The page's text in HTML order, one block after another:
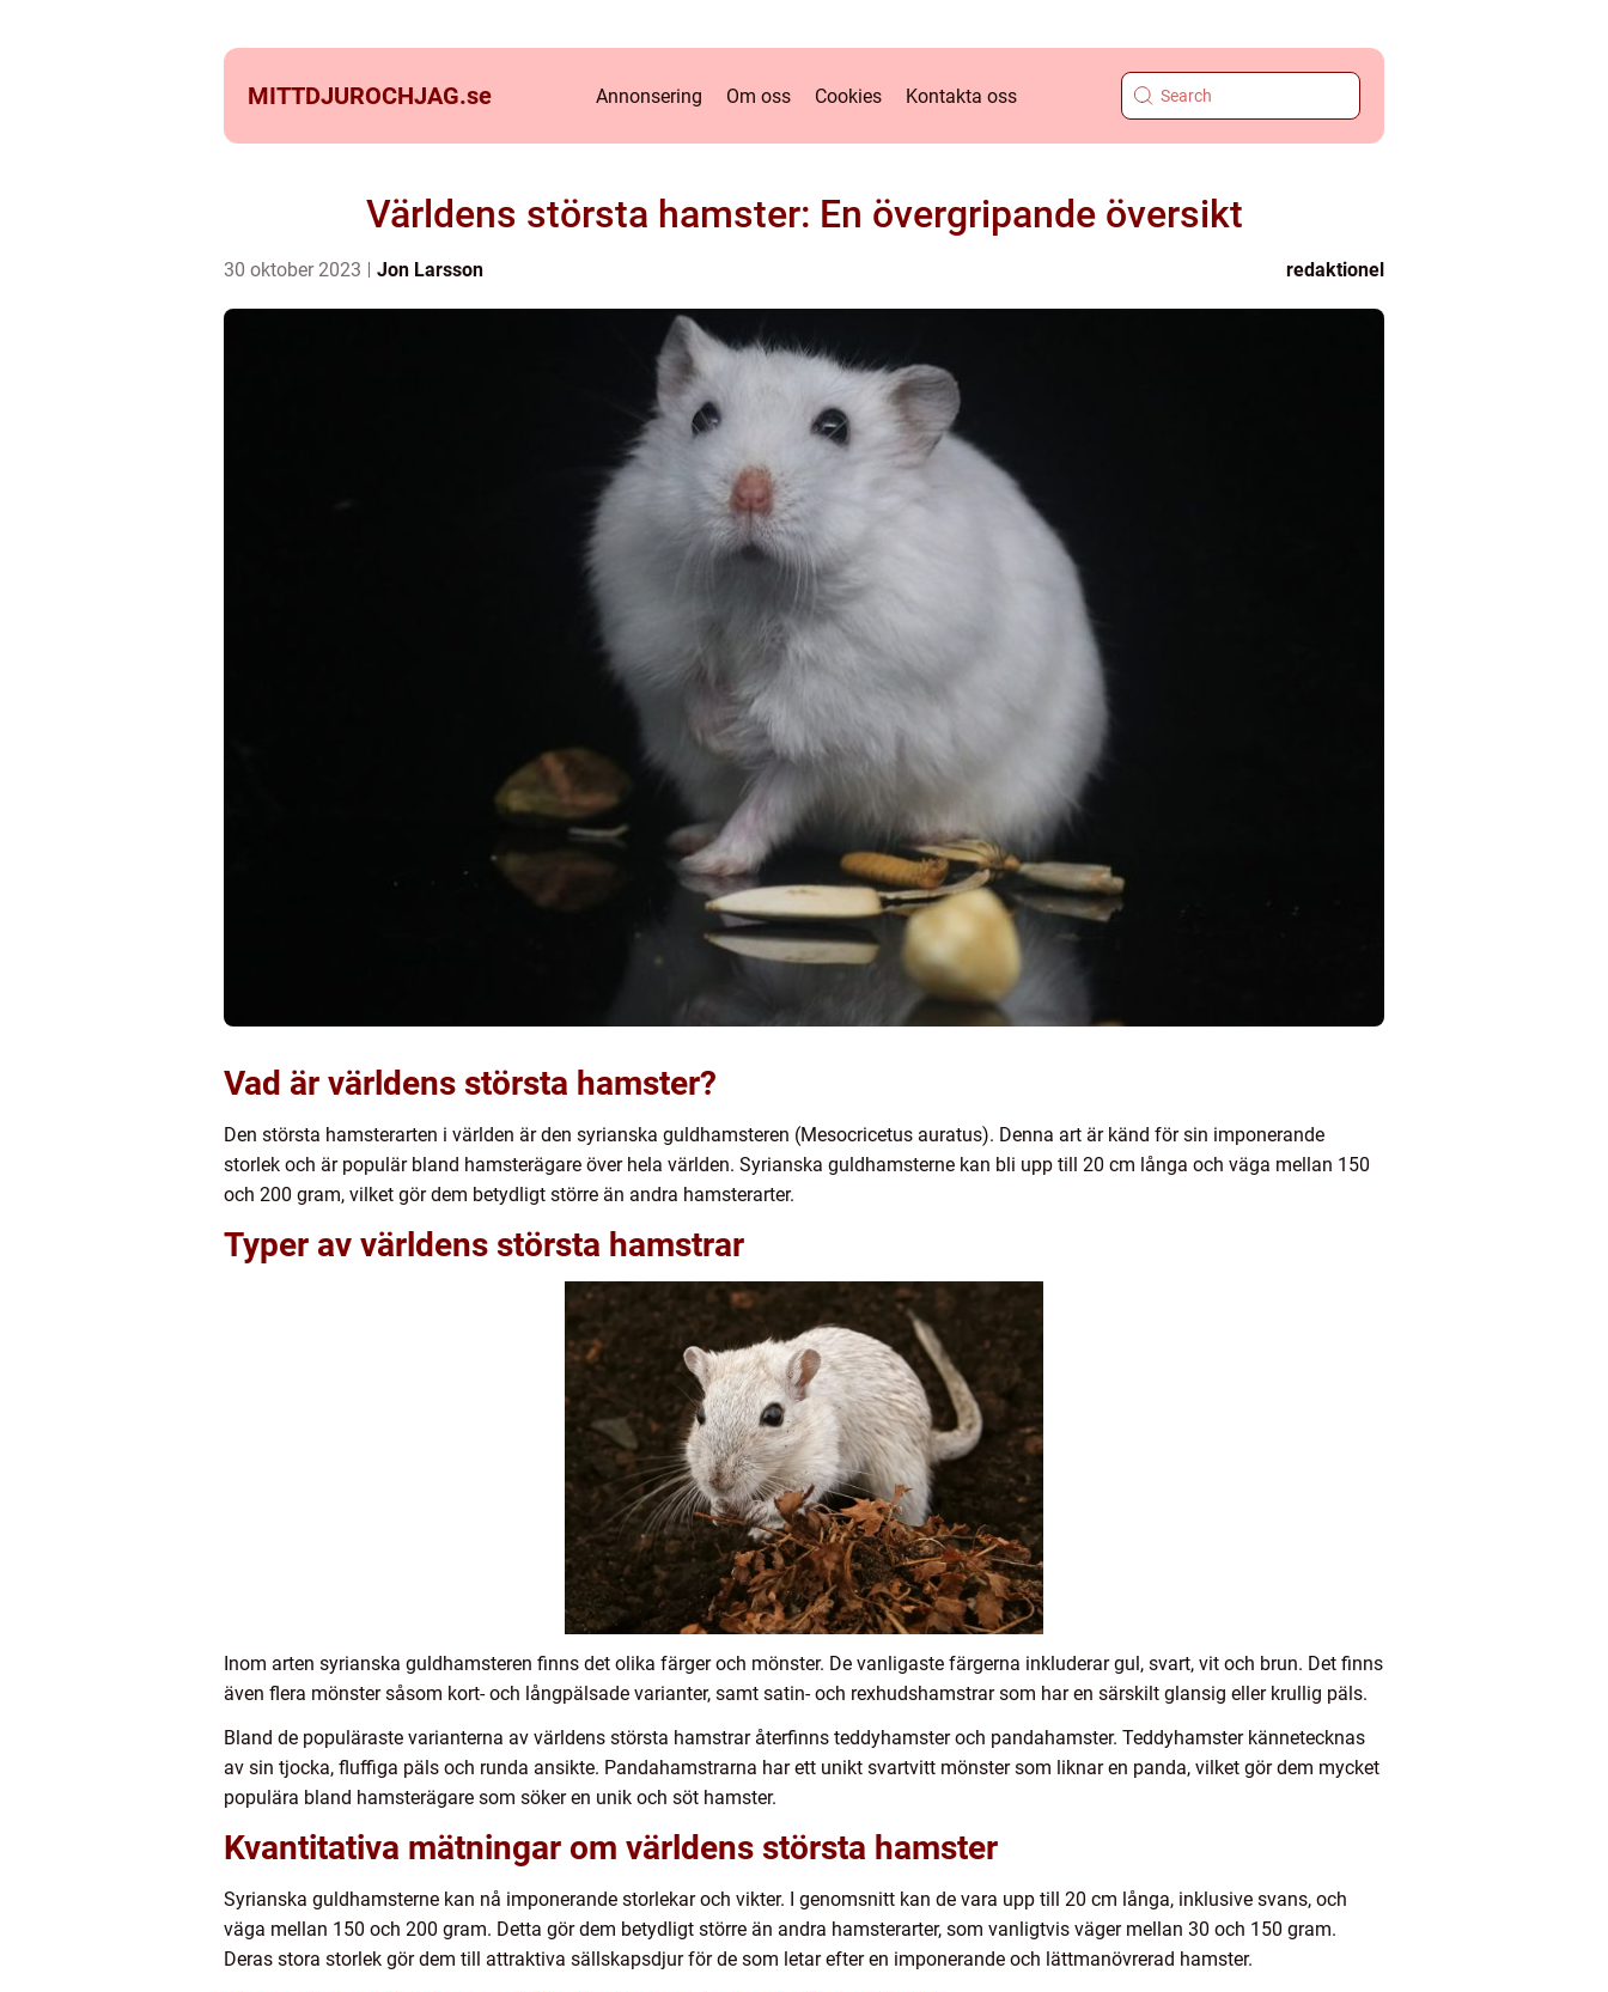
MITTDJUROCHJAG.se Annonsering Om oss Cookies Kontakta oss
Världens största hamster: En övergripande översikt
30 oktober 2023 Jon Larsson redaktionel
Vad är världens största hamster?
Den största hamsterarten i världen är den syrianska guldhamsteren (Mesocricetus auratus). Denna art är känd för sin imponerande
storlek och är populär bland hamsterägare över hela världen. Syrianska guldhamsterne kan bli upp till 20 cm långa och väga mellan 150
och 200 gram, vilket gör dem betydligt större än andra hamsterarter.
Typer av världens största hamstrar
Inom arten syrianska guldhamsteren finns det olika färger och mönster. De vanligaste färgerna inkluderar gul, svart, vit och brun. Det finns
även flera mönster såsom kort- och långpälsade varianter, samt satin- och rexhudshamstrar som har en särskilt glansig eller krullig päls.
Bland de populäraste varianterna av världens största hamstrar återfinns teddyhamster och pandahamster. Teddyhamster kännetecknas
av sin tjocka, fluffiga päls och runda ansikte. Pandahamstrarna har ett unikt svartvitt mönster som liknar en panda, vilket gör dem mycket
populära bland hamsterägare som söker en unik och söt hamster.
Kvantitativa mätningar om världens största hamster
Syrianska guldhamsterne kan nå imponerande storlekar och vikter. I genomsnitt kan de vara upp till 20 cm långa, inklusive svans, och
väga mellan 150 och 200 gram. Detta gör dem betydligt större än andra hamsterarter, som vanligtvis väger mellan 30 och 150 gram.
Deras stora storlek gör dem till attraktiva sällskapsdjur för de som letar efter en imponerande och lättmanövrerad hamster.